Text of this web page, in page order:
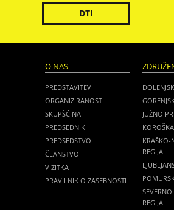
DTI
O NAS
PREDSTAVITEV
ORGANIZIRANOST
SKUPŠČINA
PREDSEDNIK
PREDSEDSTVO
ČLANSTVO
VIZITKA
PRAVILNIK O ZASEBNOSTI
JUŽNO
KRAŠKO-
REGIJA
REGIJA